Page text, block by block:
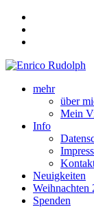
mehr
über
Mein
Info
Neuigkeiten
Weihnachten
Spenden